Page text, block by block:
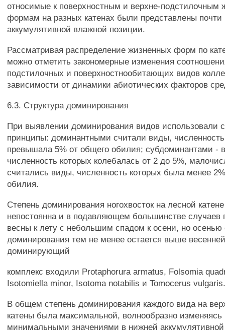
относимые к поверхностным и верхне-подстилочным
формам на разных катенах были представлены почти
аккумулятивной влажной позиции.
Рассматривая распределение жизненных форм по
можно отметить закономерные изменения
подстилочных и поверхностнообитающих видов
зависимости от динамики абиотических факторов
6.3. Структура доминирования
При выявлении доминирования видов использовали
принципы: доминантными считали виды,
превышала 5% от общего обилия; субдоминантами -
численность которых колебалась от 2 до 5%,
считались виды, численность которых была менее
обилия.
Степень доминирования ногохвосток на лесной
непостоянна и в подавляющем большинстве случаев
весны к лету с небольшим спадом к осени, но осенью
доминирования тем не менее остается выше
доминирующий
комплекс входили Protaphorura armatus, Folsomia
Isotomiella minor, Isotoma notabilis и Tomocerus
В общем степень доминирования каждого вида на
катены была максимальной, волнообразно изменяясь
минимальными значениями в нижней аккумулятивной